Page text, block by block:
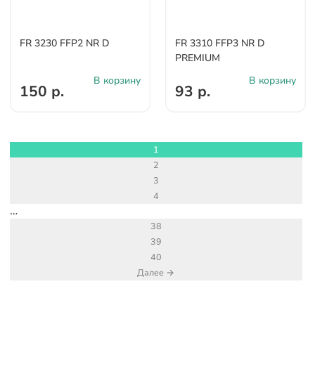
FR 3230 FFP2 NR D
150 р.
В корзину
FR 3310 FFP3 NR D
PREMIUM
93 р.
В корзину
1
2
3
4
…
38
39
40
Далее →